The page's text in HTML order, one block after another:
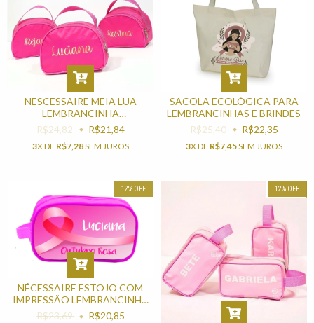
NESCESSAIRE MEIA LUA
LEMBRANCINHA
PERSONALIZADA OU BRINDE
OUTUBRO ROSA
R$24,82 R$21,84
3X DE R$7,28SEM JUROS
SACOLA ECOLÓGICA PARA
LEMBRANCINHAS E BRINDES
R$25,40
R$22,35
3X DE R$7,45SEM JUROS
12% OFF
NÉCESSAIRE ESTOJO COM
IMPRESSÃO LEMBRANCINHA
PARA OUTUBRO ROSA
R$23,69 R$20,85
12% OFF